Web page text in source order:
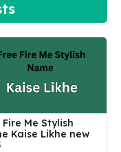
Fire Me Stylish
Kaise Likhe new